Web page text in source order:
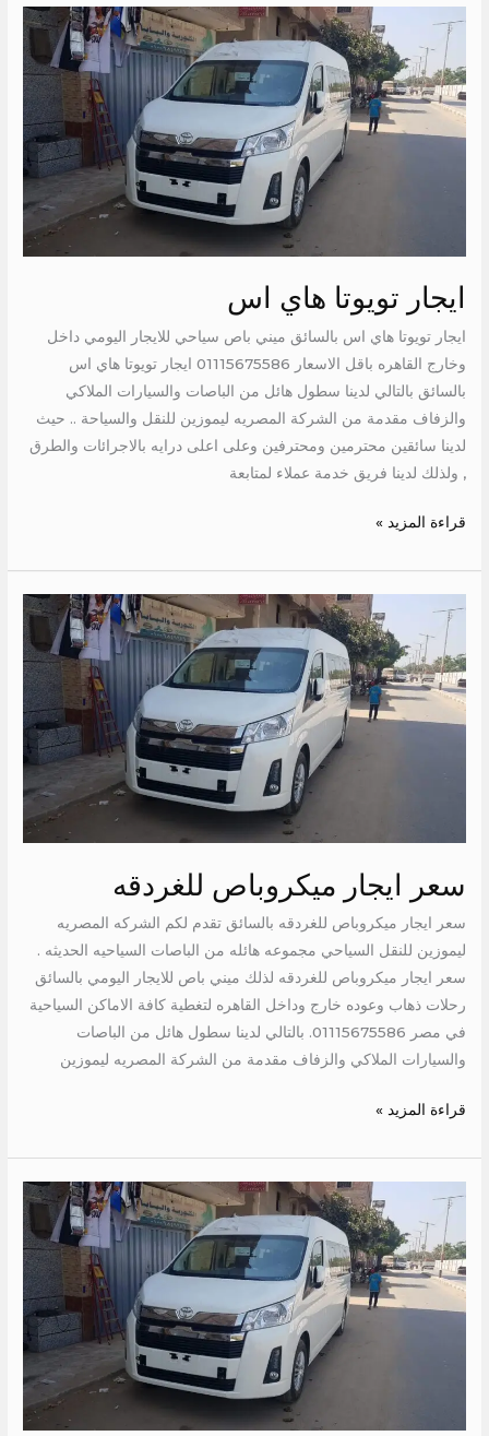
ايجار تويوتا هاي اس
ايجار تويوتا هاي اس بالسائق ميني باص سياحي للايجار اليومي داخل
وخارج القاهره باقل الاسعار 01115675586 ايجار تويوتا هاي اس
بالسائق بالتالي لدينا سطول هائل من الباصات والسيارات الملاكي
والزفاف مقدمة من الشركة المصريه ليموزين للنقل والسياحة .. حيث
لدينا سائقين محترمين ومحترفين وعلى اعلى درايه بالاجرائات والطرق
, ولذلك لدينا فريق خدمة عملاء لمتابعة
ايجار
تويوتا
هاي
اس
قراءة المزيد »
سعر ايجار ميكروباص للغردقه
سعر ايجار ميكروباص للغردقه بالسائق تقدم لكم الشركه المصريه
ليموزين للنقل السياحي مجموعه هائله من الباصات السياحيه الحديثه .
سعر ايجار ميكروباص للغردقه لذلك ميني باص للايجار اليومي بالسائق
رحلات ذهاب وعوده خارج وداخل القاهره لتغطية كافة الاماكن السياحية
في مصر 01115675586. بالتالي لدينا سطول هائل من الباصات
والسيارات الملاكي والزفاف مقدمة من الشركة المصريه ليموزين
سعر
ايجار
ميكروباص
للغردقه
قراءة المزيد »
هاي
اس
للايجار